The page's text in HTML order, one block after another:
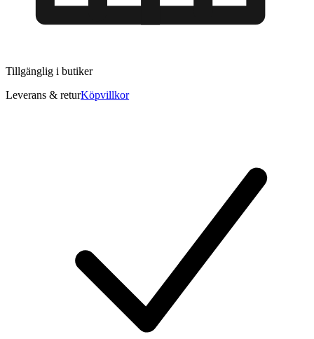
Tillgänglig i butiker
Leverans & returKöpvillkor